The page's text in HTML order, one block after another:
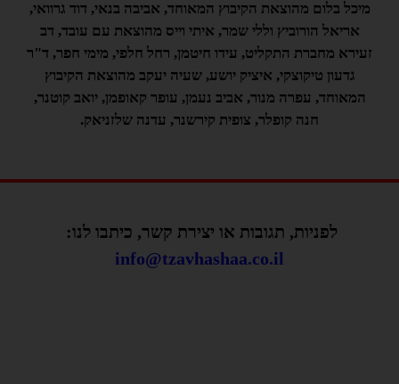
מיכל בלום מהוצאת הקיבוץ המאוחד, אביבה בנאי, דוד גרוואי,
אריאל הורוביץ וללי שמר, איתי וייס מהוצאת עם עובד, דב
זעירא מחברת התקליט, עידו חיטמן, רחל חלפי, מימי חפר, ד"ר
גדעון טיקוצקי, איציק יושע, שעיה יעקב מהוצאת הקיבוץ
המאוחד, עפרה מנור, אביב נעמן, עופר קאופמן, יואב קוטנר,
חנה קופלר, צופית קירשנר, עדנה שלזניאק.
לפניות, תגובות או יצירת קשר, כיתבו לנו:
info@tzavhashaa.co.il